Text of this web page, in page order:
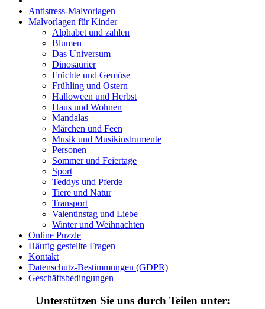
Haus und Wohnen
Märchen und Feen
Musik und Musikinstrumente
Sommer und Feiertage
Teddys und Pferde
Tiere und Natur
Valentinstag und Liebe
Winter und Weihnachten
Nezaradené
Unkategorisiert
Antistress-Malvorlagen
Malvorlagen für Kinder
Alphabet und zahlen
Blumen
Das Universum
Dinosaurier
Früchte und Gemüse
Frühling und Ostern
Halloween und Herbst
Haus und Wohnen
Mandalas
Märchen und Feen
Musik und Musikinstrumente
Personen
Sommer und Feiertage
Sport
Teddys und Pferde
Tiere und Natur
Transport
Valentinstag und Liebe
Winter und Weihnachten
Online Puzzle
Häufig gestellte Fragen
Kontakt
Datenschutz-Bestimmungen (GDPR)
Geschäftsbedingungen
Unterstützen Sie uns durch Teilen unter: